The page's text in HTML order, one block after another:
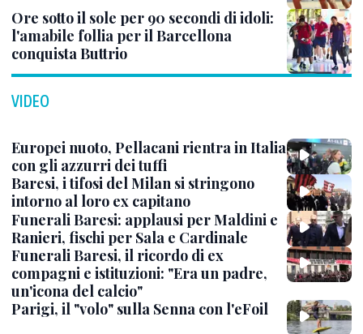
Ore sotto il sole per 90 secondi di idoli:
l'amabile follia per il Barcellona
conquista Buttrio
VIDEO
Europei nuoto, Pellacani rientra in Italia
con gli azzurri dei tuffi
Baresi, i tifosi del Milan si stringono
intorno al loro ex capitano
Funerali Baresi: applausi per Maldini e
Ranieri, fischi per Sala e Cardinale
Funerali Baresi, il ricordo di ex
compagni e istituzioni: "Era un padre,
un'icona del calcio"
Parigi, il "volo" sulla Senna con l'eFoil